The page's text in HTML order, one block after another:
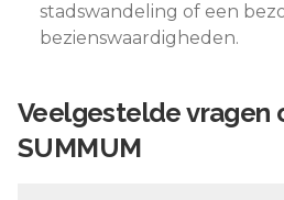
stadswandeling of een
bezienswaardigheden.
Veelgestelde vragen
SUMMUM